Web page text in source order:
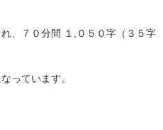
、７０分間 １,０５０字（３５字
っています。